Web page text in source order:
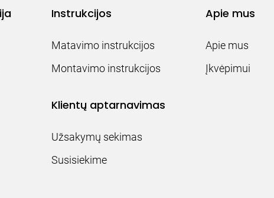
Instrukcijos
Matavimo instrukcijos
Montavimo instrukcijos
Klientų aptarnavimas
Užsakymų sekimas
Susisiekime
Apie mus
Apie mus
Įkvėpimui